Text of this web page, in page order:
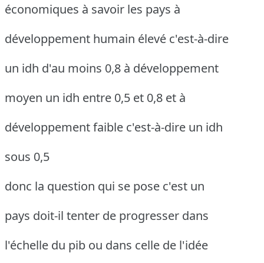
économiques à savoir les pays à
développement humain élevé c'est-à-dire
un idh d'au moins 0,8 à développement
moyen un idh entre 0,5 et 0,8 et à
développement faible c'est-à-dire un idh
sous 0,5
donc la question qui se pose c'est un
pays doit-il tenter de progresser dans
l'échelle du pib ou dans celle de l'idée